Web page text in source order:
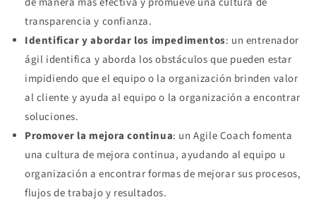
transparencia y confianza.
Identificar y abordar los impedimentos: un entrenador
ágil identifica y aborda los obstáculos que pueden estar
impidiendo que el equipo o la organización brinden valor
al cliente y ayuda al equipo o la organización a encontrar
soluciones.
Promover la mejora continua: un Agile Coach fomenta
una cultura de mejora continua, ayudando al equipo u
organización a encontrar formas de mejorar sus procesos,
flujos de trabajo y resultados.